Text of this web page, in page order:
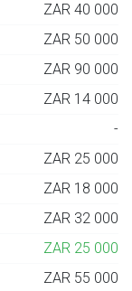
ZAR 40 000
ZAR 50 000
ZAR 90 000
ZAR 14 000
-
ZAR 25 000
ZAR 18 000
ZAR 32 000
ZAR 25 000
ZAR 55 000